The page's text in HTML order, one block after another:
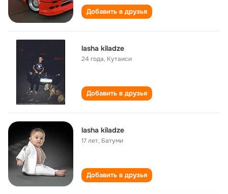
Добавить в друзья
lasha kiladze
24 года, Кутаиси
Добавить в друзья
lasha kiladze
17 лет, Батуми
Добавить в друзья